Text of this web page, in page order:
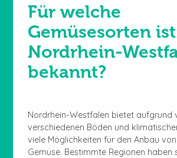
Für welche
Gemüsesorten
Nordrhein-
bekannt?
Nordrhein-Westfalen bietet aufgrund
verschiedenen Böden und
viele Möglichkeiten für den Anbau
Gemüse. Bestimmte Regionen haben